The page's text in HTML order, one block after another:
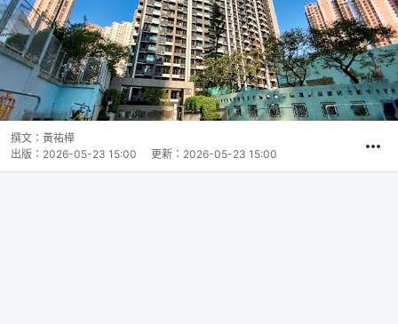
撰文： 黃祐樺
出版： 2026-05-23 15:00 更新： 2026-05-23 15:00